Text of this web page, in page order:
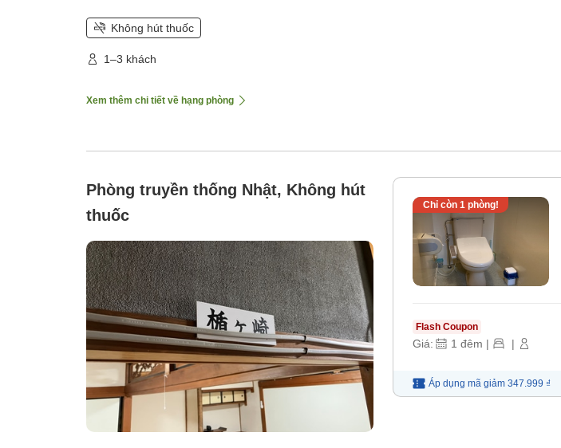
Không hút thuốc
1–3 khách
Xem thêm chi tiết về hạng phòng
Phòng truyền thống Nhật, Không hút
thuốc
Chỉ còn 1phòng!
Flash Coupon
Giá: 1 đêm | |
Áp dụng mã giảm 347.999 ₫